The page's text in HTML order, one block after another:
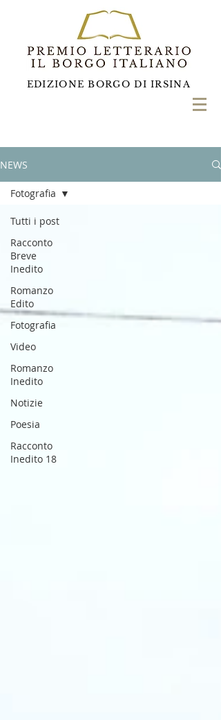
EDIZIONE BORGO DI IRSINA
NEWS
Tutti i post
Racconto
Breve
Inedito
Romanzo
Edito
Fotografia
Video
Romanzo
Inedito
Notizie
Poesia
Racconto
Inedito 18
Fotografia